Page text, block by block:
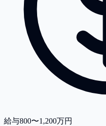
給与800〜1,200万円